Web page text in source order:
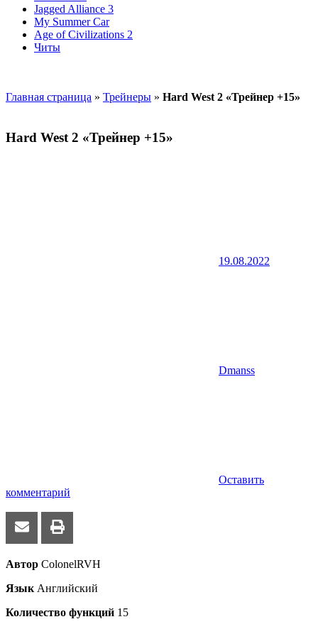
Jagged Alliance 3
My Summer Car
Age of Civilizations 2
Читы
Главная страница » Трейнеры » Hard West 2 «Трейнер +15»
Hard West 2 «Трейнер +15»
19.08.2022
Dmanss
Оставить
комментарий
Автор ColonelRVH
ЯзыкАнглийский
Количество функций 15